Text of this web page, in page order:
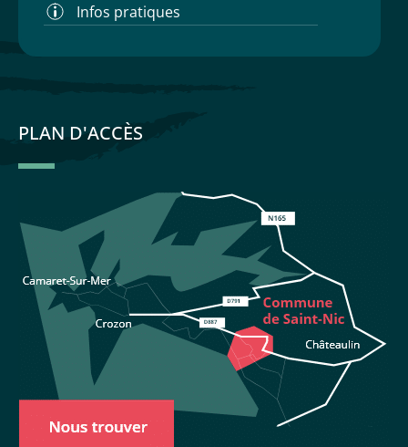
Infos pratiques
PLAN D'ACCÈS